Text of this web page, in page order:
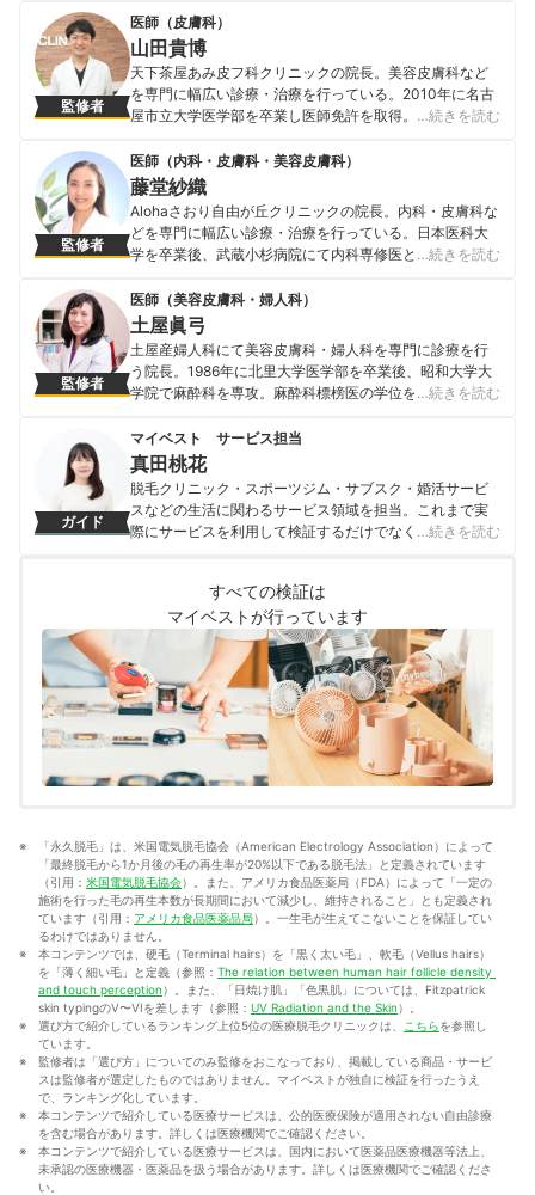
窓」「恋のから騒ぎ」16 期生(2009 年医学部生時代)
【監修】宝島社つるつる肌 BOOK 【WEB】・「オトナン
サー」・グノシー「トレンド超予測」
髙田女里のプロフィール
の悩みを解決するお手伝いを行っている。また、肌や美
容の話をメンズの立場から面白く楽しく発信するために
YouTubeも配信中。
本多釈人のプロフィール
監修者
医師（皮膚科）
山田貴博
天下茶屋あみ皮フ科クリニックの院長。美容皮膚科など
を専門に幅広い診療・治療を行っている。2010年に名古
屋市立大学医学部を卒業し医師免許を取得。NTT西日本
行った後、大阪大学大学院医学系研究科にて神経細胞生
物学の助教として基礎医学研究に従事。その後、阪南中
央病院皮膚科に勤務し、2017年に天下茶屋あみ皮フ科ク
リニックを開院。 ＜メディア監修・取材実績＞ ・2020
年3月 関西テレビ『報道ランナー』 ・2020年7月 『医療
人百科』 ・2020年9月 『MINE』化粧水（敏感肌、乾燥
肌、混合肌、脂性肌）に関する記事 ・2020年11月
『MINE』洗顔料、ボディーソープ、乳液、美白美容液に
関する記事 ・2020年11月 『OZmall』
山田貴博のプロフィール
…続きを読む
監修者
医師（内科・皮膚科・美容皮膚科）
藤堂紗織
Alohaさおり自由が丘クリニックの院長。内科・皮膚科な
どを専門に幅広い診療・治療を行っている。日本医科大
学を卒業後、武蔵小杉病院にて内科専修医として研修を
務。現在は、Alohaさおり自由が丘クリニックの院長とし
て勤務しながら、日本内科学会認定内科医・日本透析医
学会・日本腎臓学会・日本美容皮膚科学会・点滴療法研
究会に所属し、幅広い医療の分野で活躍中。
藤堂紗織のプロフィール
…続きを読む
監修者
医師（美容皮膚科・婦人科）
土屋眞弓
土屋産婦人科にて美容皮膚科・婦人科を専門に診療を行
う院長。1986年に北里大学医学部を卒業後、昭和大学大
学院で麻酔科を専攻。麻酔科標榜医の学位を取得後、現
科一般・美容皮膚科の診療を担当。また、日本産科婦人
科学会・日本美容皮膚科学会・日本東洋医学会の会員と
しても活躍中。 ＜著書＞ 女性の医学ハンディブック（池
田書店） からだのことがよくわかる女性の医学（池田書
店） はじめてでも安心 妊娠出産Book（成美堂出版）
土屋眞弓のプロフィール
…続きを読む
ガイド
マイベスト サービス担当
真田桃花
脱毛クリニック・スポーツジム・サブスク・婚活サービ
スなどの生活に関わるサービス領域を担当。これまで実
際にサービスを利用して検証するだけでなく、医師や婚
からこそ、徹底検証を通じて全ユーザーが選びやすい情
報を届ける」ことをモットーに活動している。
真田桃花のプロフィール
…続きを読む
すべての検証は
マイベストが行っています
「永久脱毛」は、米国電気脱毛協会（American Electrology Association）によって
「最終脱毛から1か月後の毛の再生率が20%以下である脱毛法」と定義されています
（引用： 米国電気脱毛協会）。また、アメリカ食品医薬局（FDA）によって「一定の
施術を行った毛の再生本数が長期間において減少し、維持されること」とも定義され
ています（引用： アメリカ食品医薬品局）。一生毛が生えてこないことを保証してい
るわけではありません。
本コンテンツでは、硬毛（Terminal hairs）を「黒く太い毛」、軟毛（Vellus hairs）
を「薄く細い毛」と定義（参照： The relation between human hair follicle density
and touch perception）。また、「日焼け肌」「色黒肌」については、Fitzpatrick
skin typingのV〜VIを差します（参照： UV Radiation and the Skin）。
選び方で紹介しているランキング上位5位の医療脱毛クリニックは、
こちらを参照し
ています。
監修者は「選び方」についてのみ監修をおこなっており、掲載している商品・サービ
スは監修者が選定したものではありません。マイベストが独自に検証を行ったうえ
で、ランキング化しています。
本コンテンツで紹介している医療サービスは、公的医療保険が適用されない自由診療
を含む場合があります。詳しくは医療機関でご確認ください。
本コンテンツで紹介している医療サービスは、国内において医薬品医療機器等法上、
未承認の医療機器・医薬品を扱う場合があります。詳しくは医療機関でご確認くださ
い。